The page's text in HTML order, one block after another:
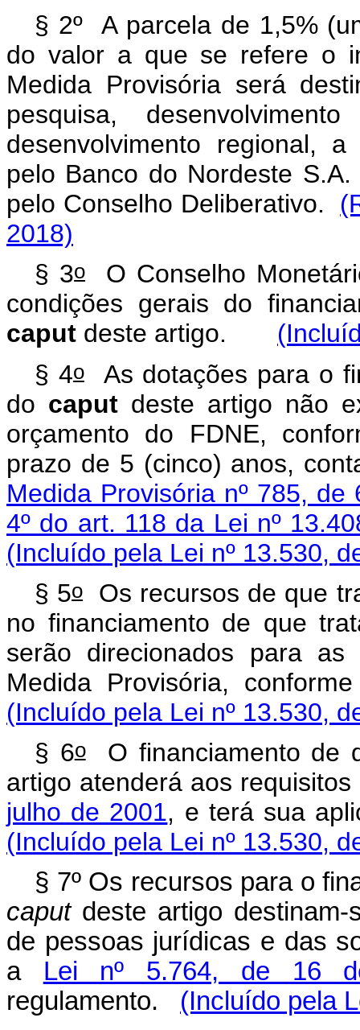
§ 2º A parcela de 1,5%
do valor a que se refere o
Medida Provisória será
pesquisa,
desenvolvimento regional,
pelo Banco do Nordeste
pelo Conselho Deliberativo.
2018)
§ 3oO Conselho
condições gerais do
caput deste artigo.
§ 4oAs dotações para o
do caput deste artigo não
orçamento do FDNE,
prazo de 5 (cinco) anos,
Medida Provisória nº 785,
4º do art. 118 da Lei nº
(Incluído pela Lei nº 13.530,
§ 5o
Os recursos de que
no financiamento de que
serão direcionados para as
Medida Provisória,
(Incluído pela Lei nº 13.530,
§ 6oO financiamento de
artigo atenderá aos
julho de 2001, e terá sua
(Incluído pela Lei nº 13.530,
§ 7º Os recursos para o
caputdeste artigo destinam-
de pessoas jurídicas e das
a Lei nº 5.764, de 16
regulamento. (Incluído pela